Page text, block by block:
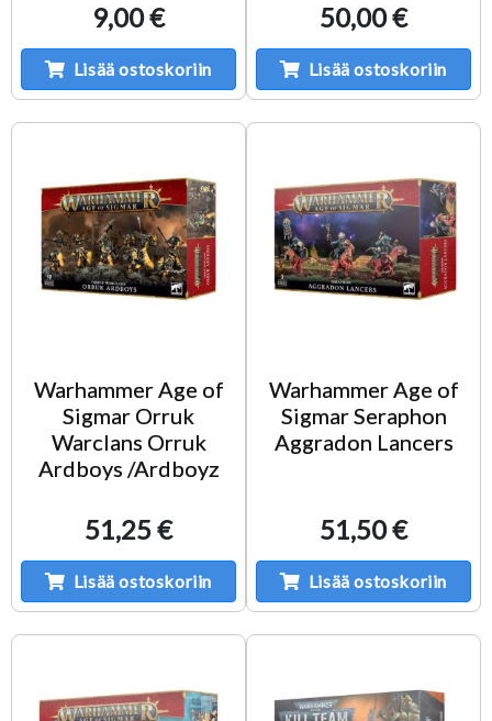
9,00 €
Lisää ostoskoriin
50,00 €
Lisää ostoskoriin
Warhammer Age of
Sigmar Orruk
Warclans Orruk
Ardboys /Ardboyz
51,25 €
Lisää ostoskoriin
Warhammer Age of
Sigmar Seraphon
Aggradon Lancers
51,50 €
Lisää ostoskoriin